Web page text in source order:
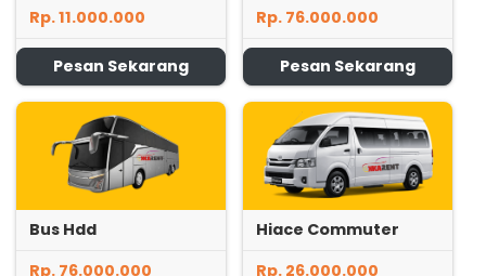
Rp. 11.000.000
Pesan Sekarang
Rp. 76.000.000
Pesan Sekarang
Bus Hdd
Rp. 76.000.000
Hiace Commuter
Rp. 26.000.000